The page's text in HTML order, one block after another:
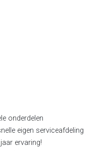
onderdelen
eigen serviceafdeling
ervaring!